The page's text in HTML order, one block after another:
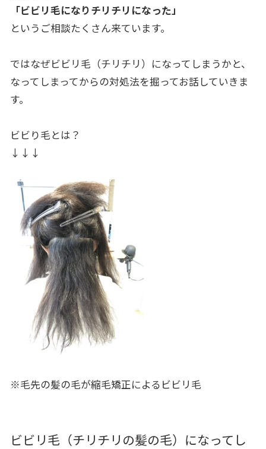
「ビビリ毛になりチリチリになった」
というご相談たくさん来ています。
ではなぜビビリ毛（チリチリ）になってしまうかと、
なってしまってからの対処法を掘ってお話していきま
す。
ビビり毛とは？
↓↓↓
※毛先の髪の毛が縮毛矯正によるビビリ毛
ビビリ毛（チリチリの髪の毛）になってし